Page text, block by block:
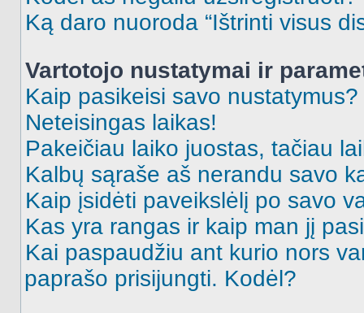
Ką daro nuoroda “Ištrinti visus
Vartotojo nustatymai ir
Kaip pasikeisi savo nustatymus?
Neteisingas laikas!
Pakeičiau laiko juostas, tačiau
Kalbų sąraše aš nerandu savo
Kaip įsidėti paveikslėlį po savo
Kas yra rangas ir kaip man jį
Kai paspaudžiu ant kurio nors
paprašo prisijungti. Kodėl?